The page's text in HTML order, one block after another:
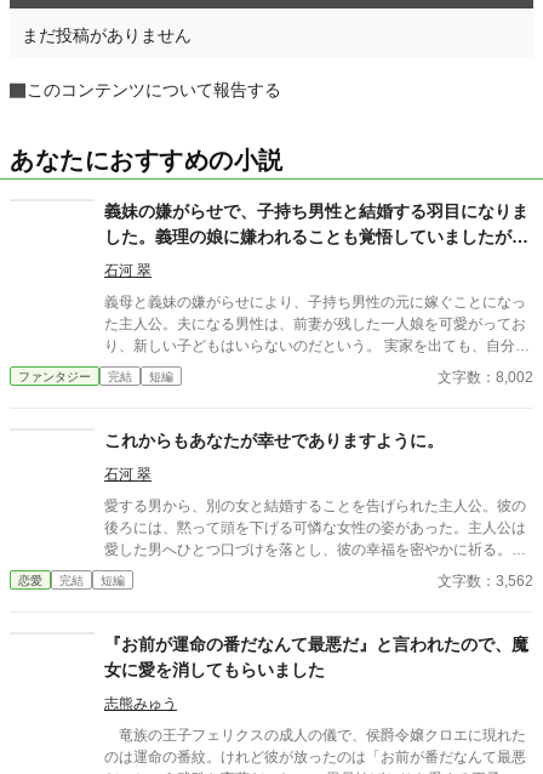
まだ投稿がありません
このコンテンツについて報告する
あなたにおすすめの小説
義妹の嫌がらせで、子持ち男性と結婚する羽目になりま
した。義理の娘に嫌われることも覚悟していましたが、
本当の家族を手に入れることができました。
石河 翠
義母と義妹の嫌がらせにより、子持ち男性の元に嫁ぐことになっ
た主人公。夫になる男性は、前妻が残した一人娘を可愛がってお
り、新しい子どもはいらないのだという。 実家を出ても、自分は
家族を持つことなどできない。そう思っていた主人公だが、娘思
いの男性と素直になれないわがままな義理の娘に好感を持ち、少
敷に現れ、主人公を追い出そうとしてきた。前妻いわく、血の繋
がった母親の方が、継母よりも価値があるのだという。主人公が
言葉に詰まったその時……。 血の繋がらない母と娘が家族になる
までのお話。 この作品は、小説家になろうおよびエブリスタにも
投稿しております。 扉絵は、管澤捻さまに描いていただきまし
た。
ファンタジー 完結 短編 文字数：8,002
これからもあなたが幸せでありますように。
石河 翠
愛する男から、別の女と結婚することを告げられた主人公。彼の
後ろには、黙って頭を下げる可憐な女性の姿があった。主人公は
愛した男へひとつ口づけを落とし、彼の幸福を密やかに祈る。婚
約破棄風の台詞から始まる、よくある悲しい恋の結末。 小説家に
なろうにも投稿しております。 扉絵は管澤捻さまに描いていただ
恋愛 完結 短編 文字数：3,562
『お前が運命の番だなんて最悪だ』と言われたので、魔
女に愛を消してもらいました
志熊みゅう
竜族の王子フェリクスの成人の儀で、侯爵令嬢クロエに現れた
のは運命の番紋。けれど彼が放ったのは「お前が番だなんて最悪